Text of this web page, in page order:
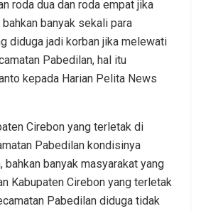
roda dua dan roda empat jika
banyak sekali para
diduga jadi korban jika melewati
Pabedilan, hal itu
kepada Harian Pelita News
Cirebon yang terletak di
Pabedilan kondisinya
bahkan banyak masyarakat yang
Kabupaten Cirebon yang terletak
Pabedilan diduga tidak